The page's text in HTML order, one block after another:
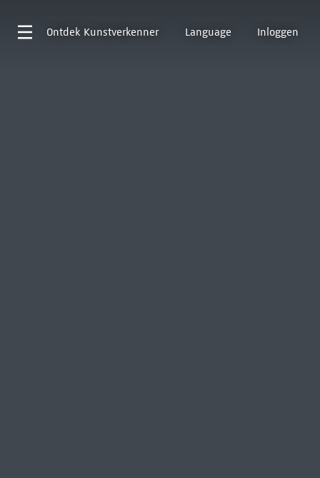
Ontdek Kunstverkenner Language Inloggen